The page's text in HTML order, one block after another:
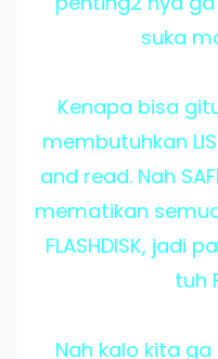
suka
Kenapa bisa
membutuhkan
and read. Nah
mematikan
FLASHDISK, jadi
tuh
Nah kalo kita